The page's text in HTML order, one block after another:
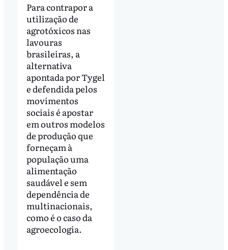
Para contrapor a
utilização de
agrotóxicos nas
lavouras
brasileiras, a
alternativa
apontada por Tygel
e defendida pelos
movimentos
sociais é apostar
em outros modelos
de produção que
forneçam à
população uma
alimentação
saudável e sem
dependência de
multinacionais,
como é o caso da
agroecologia.